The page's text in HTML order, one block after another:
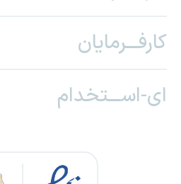
کارفـــرمایان
ای-اســـتخدام